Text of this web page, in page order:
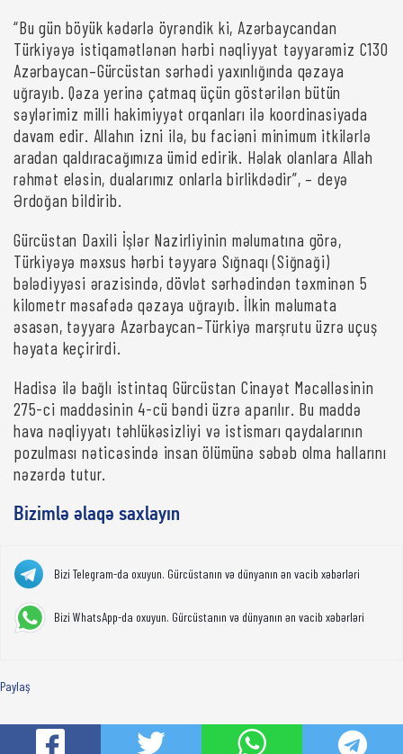
“Bu gün böyük kədərlə öyrəndik ki, Azərbaycandan
Türkiyəyə istiqamətlənən hərbi nəqliyyat təyyarəmiz C130
Azərbaycan–Gürcüstan sərhədi yaxınlığında qəzaya
uğrayıb. Qəza yerinə çatmaq üçün göstərilən bütün
səylərimiz milli hakimiyyət orqanları ilə koordinasiyada
davam edir. Allahın izni ilə, bu faciəni minimum itkilərlə
aradan qaldıracağımıza ümid edirik. Həlak olanlara Allah
rəhmət eləsin, dualarımız onlarla birlikdədir”, – deyə
Ərdoğan bildirib.
Gürcüstan Daxili İşlər Nazirliyinin məlumatına görə,
Türkiyəyə məxsus hərbi təyyarə Sığnaqı (Siğnaği)
bələdiyyəsi ərazisində, dövlət sərhədindən təxminən 5
kilometr məsafədə qəzaya uğrayıb. İlkin məlumata
əsasən, təyyarə Azərbaycan–Türkiyə marşrutu üzrə uçuş
həyata keçirirdi.
Hadisə ilə bağlı istintaq Gürcüstan Cinayət Məcəlləsinin
275-ci maddəsinin 4-cü bəndi üzrə aparılır. Bu maddə
hava nəqliyyatı təhlükəsizliyi və istismarı qaydalarının
pozulması nəticəsində insan ölümünə səbəb olma hallarını
nəzərdə tutur.
Bizimlə əlaqə saxlayın
Bizi Telegram-da oxuyun. Gürcüstanın və dünyanın ən vacib xəbərləri
Bizi WhatsApp-da oxuyun. Gürcüstanın və dünyanın ən vacib xəbərləri
Paylaş